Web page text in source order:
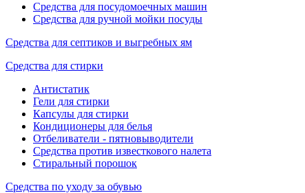
Средства для посудомоечных машин
Средства для ручной мойки посуды
Средства для септиков и выгребных ям
Средства для стирки
Антистатик
Гели для стирки
Капсулы для стирки
Кондиционеры для белья
Отбеливатели - пятновыводители
Средства против известкового налета
Стиральный порошок
Средства по уходу за обувью